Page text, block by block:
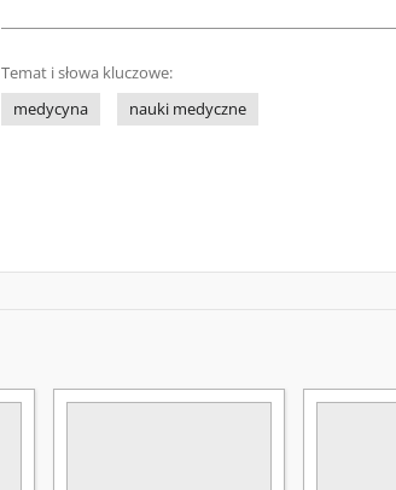
Temat i słowa kluczowe:
medycyna
nauki medyczne